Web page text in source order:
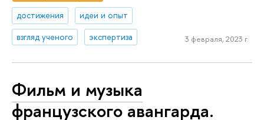
достижения
идеи и опыт
взгляд ученого
экспертиза 3 февраля, 2023 г.
Фильм и музыка
французского авангарда.